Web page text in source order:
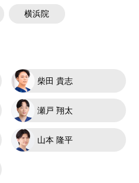
横浜院
柴田 貴志
瀬戸 翔太
山本 隆平